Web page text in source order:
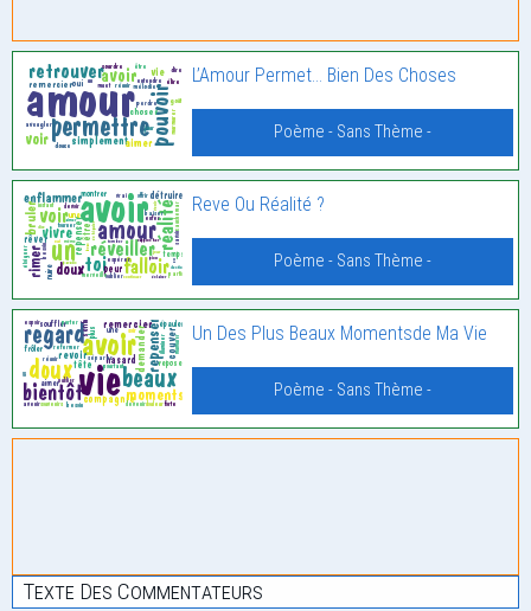
L’Amour Permet… Bien Des Choses
Poème - Sans Thème -
Reve Ou Réalité ?
Poème - Sans Thème -
Un Des Plus Beaux Momentsde Ma Vie
Poème - Sans Thème -
Texte Des Commentateurs